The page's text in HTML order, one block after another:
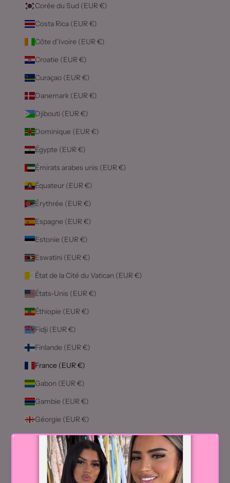
Corée du Sud (EUR €)
Costa Rica (EUR €)
Côte d’Ivoire (EUR €)
Croatie (EUR €)
Curaçao (EUR €)
Danemark (EUR €)
Djibouti (EUR €)
Dominique (EUR €)
Égypte (EUR €)
Émirats arabes unis (EUR €)
Équateur (EUR €)
Érythrée (EUR €)
Espagne (EUR €)
Estonie (EUR €)
Eswatini (EUR €)
État de la Cité du Vatican (EUR €)
États-Unis (EUR €)
Éthiopie (EUR €)
Fidji (EUR €)
Finlande (EUR €)
France (EUR €)
Gabon (EUR €)
Gambie (EUR €)
Géorgie (EUR €)
Géorgie du Sud-et-les Îles Sandwich du Sud (EUR €)
Ghana (EUR €)
Gibraltar (EUR €)